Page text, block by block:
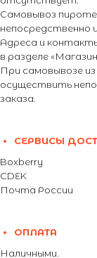
Самовывоз
непосредственно
Адреса и
в разделе
При самовывозе
осуществить
заказа.
СЕРВИСЫ
Boxberry
CDEK
Почта России
ОПЛАТА
Наличными.